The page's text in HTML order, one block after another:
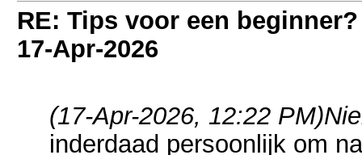
RE: Tips voor een
17-Apr-2026
(17-Apr-2026, 12:22 PM)
inderdaad persoonlijk om